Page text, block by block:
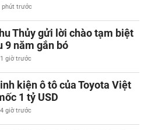
phút trước
Thủy gửi lời chào tạm biệt
9 năm gắn bó
giờ trước
kiện ô tô của Toyota Việt
1 tỷ USD
giờ trước